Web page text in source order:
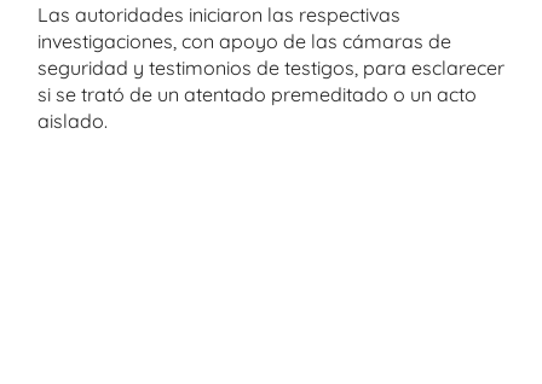
Las autoridades iniciaron las respectivas
investigaciones, con apoyo de las cámaras de
seguridad y testimonios de testigos, para esclarecer
si se trató de un atentado premeditado o un acto
aislado.